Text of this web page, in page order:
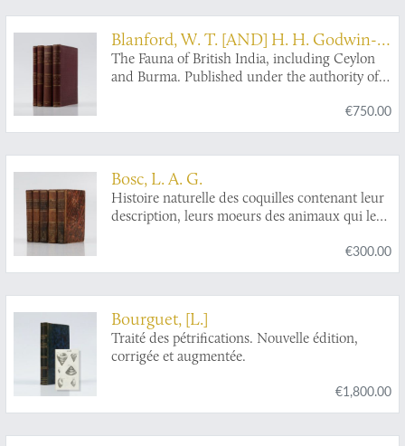
Blanford, W. T. [AND] H. H. Godwin-
Austen [AND] G. K. Gude [AND] H. B.
Preston
The Fauna of British India, including Ceylon
and Burma. Published under the authority of
€750.00
Bosc, L. A. G.
Histoire naturelle des coquilles contenant leur
description, leurs moeurs des animaux qui les
d'apres nature. Tome premier - II - III - IV - V.
[Complete].
€300.00
Bourguet, [L.]
Traité des pétrifications. Nouvelle édition,
corrigée et augmentée.
€1,800.00